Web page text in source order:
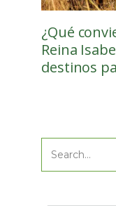
¿Qué
Reina
destinos
Search